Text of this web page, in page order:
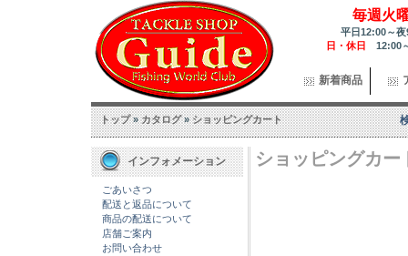
毎週火
平日12:00～
日・休日 12:00
新着商品
トップ»カタログ»ショッピングカート
インフォメーション
ごあいさつ
配送と返品について
商品の配送について
店舗ご案内
お問い合わせ
ショッピングカー